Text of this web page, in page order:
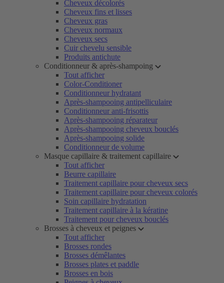
Cheveux décolorés
Cheveux fins et lisses
Cheveux gras
Cheveux normaux
Cheveux secs
Cuir chevelu sensible
Produits antichute
Conditionneur & après-shampoing
Tout afficher
Color-Conditioner
Conditionneur hydratant
Après-shampooing antipelliculaire
Conditionneur anti-frisottis
Après-shampooing réparateur
Après-shampooing cheveux bouclés
Après-shampooing solide
Conditionneur de volume
Masque capillaire & traitement capillaire
Tout afficher
Beurre capillaire
Traitement capillaire pour cheveux secs
Traitement capillaire pour cheveux colorés
Soin capillaire hydratation
Traitement capillaire à la kératine
Traitement pour cheveux bouclés
Brosses à cheveux et peignes
Tout afficher
Brosses rondes
Brosses démêlantes
Brosses plates et paddle
Brosses en bois